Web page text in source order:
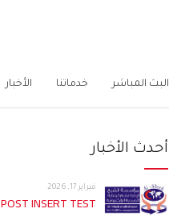
البث المباشر خدماتنا الأخبار
أحدث الأخبار
فبراير 17, 2026
POST INSERT TEST